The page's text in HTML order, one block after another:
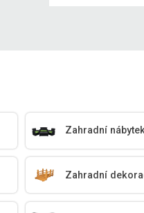
Zahradní
Zahradní